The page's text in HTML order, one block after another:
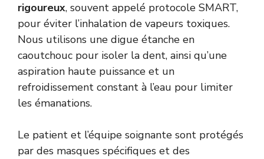
rigoureux, souvent appelé protocole SMART,
pour éviter l’inhalation de vapeurs toxiques.
Nous utilisons une digue étanche en
caoutchouc pour isoler la dent, ainsi qu’une
aspiration haute puissance et un
refroidissement constant à l’eau pour limiter
les émanations.
Le patient et l’équipe soignante sont protégés
par des masques spécifiques et des